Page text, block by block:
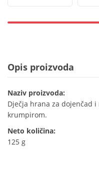
Opis proizvoda
Naziv proizvoda:
Dječja hrana za dojenčad
krumpirom.
Neto količina:
125 g